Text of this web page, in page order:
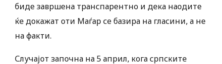
биде завршена транспарентно и дека наодите
ќе докажат оти Маѓар се базира на гласини, а не
на факти.
Случајот започна на 5 април, кога српските